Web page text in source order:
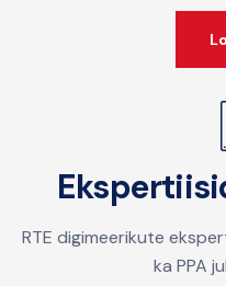
RTE digimeerikute
ka PPA